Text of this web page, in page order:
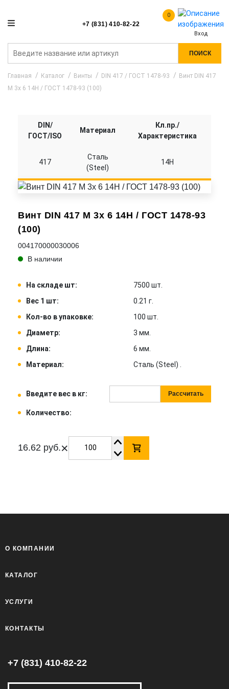
+7 (831) 410-82-22
0
Вход
ПОИСК
Главная Каталог Винты DIN 417 / ГОСТ 1478-93
Винт DIN 417
M 3x 6 14H / ГОСТ 1478-93 (100)
Винт DIN 417 M 3x 6 14H / ГОСТ 1478-93
(100)
004170000030006
В наличии
На складе шт:
7500 шт.
Вес 1 шт:
0.21 г.
Кол-во в упаковке:
100 шт.
Диаметр:
3 мм.
Длина:
6 мм.
Материал:
Сталь (Steel) .
Введите вес в кг: Рассчитать
Количество:
16.62 руб.×
DIN/
ГОСТ/ISO
Материал
Кл.пр./
Характеристика
417
Сталь
(Steel)
14H
О КОМПАНИИ
КАТАЛОГ
УСЛУГИ
КОНТАКТЫ
+7 (831) 410-82-22